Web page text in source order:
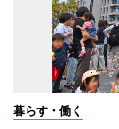
暮らす・働く